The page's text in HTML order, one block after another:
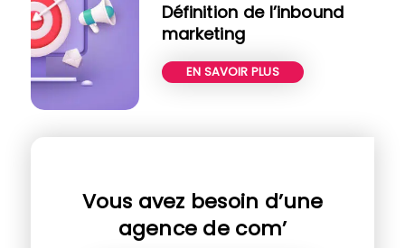
Définition de l’inbound
marketing
EN SAVOIR PLUS
Vous avez besoin d’une
agence de com’